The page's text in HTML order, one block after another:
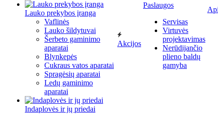
Lauko prekybos įranga
Vaflinės
Lauko šildytuvai
Šerbeto gaminimo
aparatai
Blynkepės
Cukraus vatos aparatai
Spragėsių aparatai
Ledų gaminimo
aparatai
Indaplovės ir jų priedai
Akcijos
Paslaugos
Servisas
Virtuvės
projektavimas
Nerūdijančio
plieno baldų
gamyba